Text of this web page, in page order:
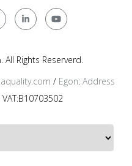
. All Rights Reserverd.
/ Egon: Address